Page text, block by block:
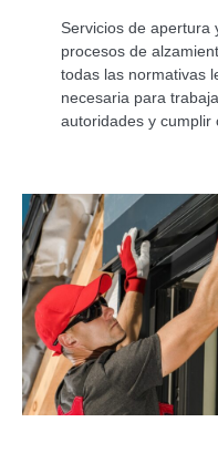
Servicios de apertura
procesos de
todas las normativas
necesaria para
autoridades y cumplir